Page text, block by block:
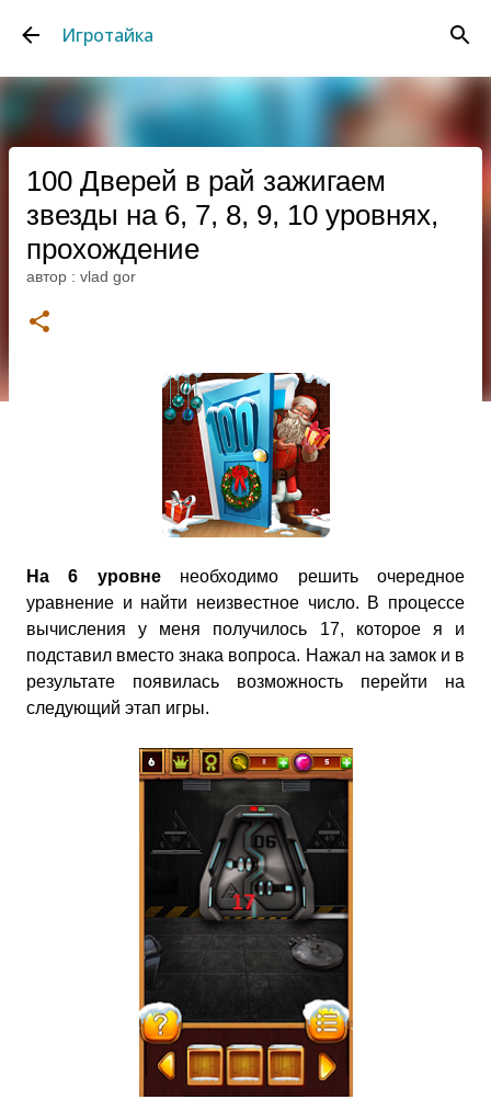
Игротайка
100 Дверей в рай зажигаем
звезды на 6, 7, 8, 9, 10 уровнях,
прохождение
автор : vlad gor
На 6 уровне необходимо решить очередное
уравнение и найти неизвестное число. В процессе
вычисления у меня получилось 17, которое я и
подставил вместо знака вопроса. Нажал на замок и в
результате появилась возможность перейти на
следующий этап игры.